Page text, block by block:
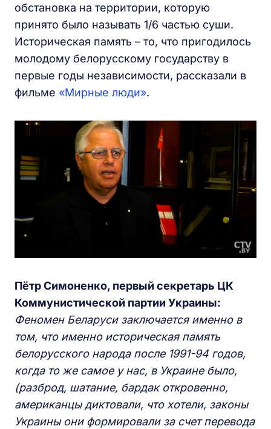
обстановка на территории, которую
принято было называть 1/6 частью суши.
Историческая память – то, что пригодилось
молодому белорусскому государству в
первые годы независимости, рассказали в
фильме «Мирные люди».
Пётр Симоненко, первый секретарь ЦК
Коммунистической партии Украины:
Феномен Беларуси заключается именно в
том, что именно историческая память
белорусского народа после 1991-94 годов,
когда то же самое у нас, в Украине было,
(разброд, шатание, бардак откровенно,
американцы диктовали, что хотели, законы
Украины они формировали за счет перевода